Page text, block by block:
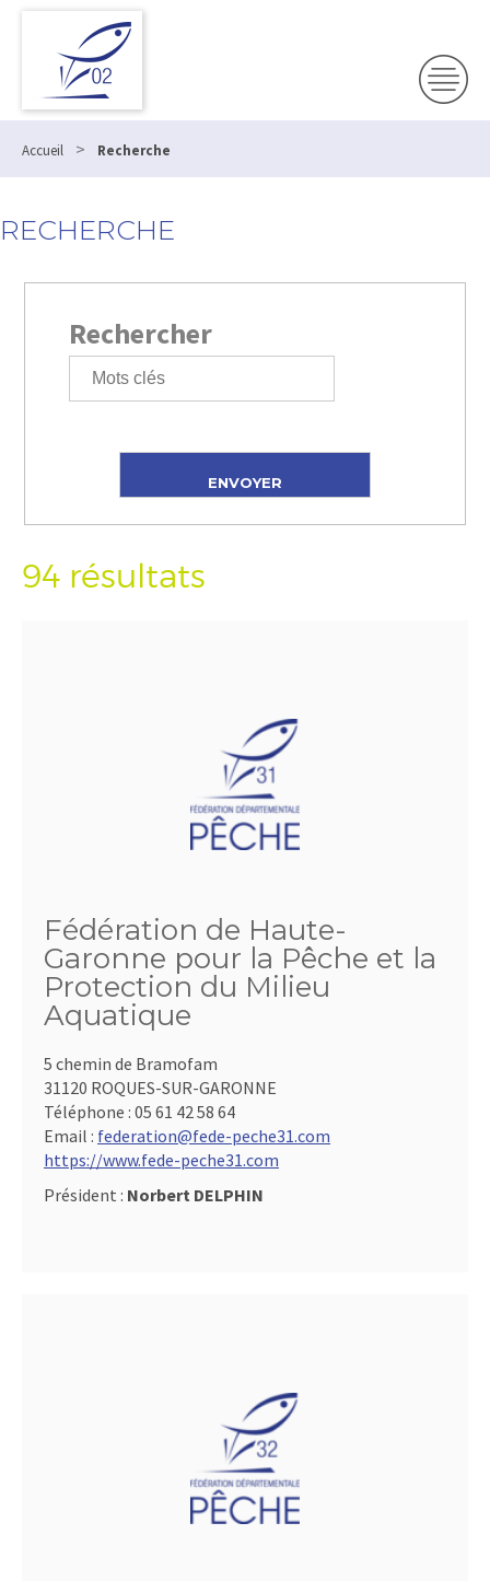
Accueil > Recherche
RECHERCHE
Rechercher
94 résultats
Fédération de Haute-
Garonne pour la Pêche et la
Protection du Milieu
Aquatique
5 chemin de Bramofam
31120 ROQUES-SUR-GARONNE
Téléphone : 05 61 42 58 64
Email : federation@fede-peche31.com
https://www.fede-peche31.com
Président : Norbert DELPHIN